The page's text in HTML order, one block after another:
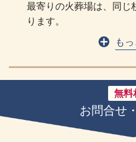
最寄りの火葬場は、同じ
ります。
も
無料
お問合せ